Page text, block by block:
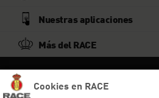
Cookies en RACE
Nuestras aplicaciones
Más del RACE
© RACE
Todos los